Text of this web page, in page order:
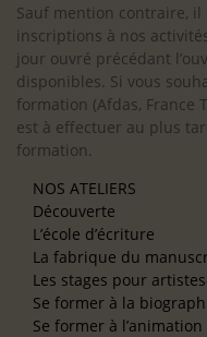
Sauf mention contraire, il
inscriptions à nos
jour ouvré précédant
disponibles. Si vous
formation (Afdas, France
est à effectuer au plus
formation.
NOS ATELIERS
Découverte
L’école d’écriture
La fabrique du
Les stages pour
Se former à la
Se former à l’animation